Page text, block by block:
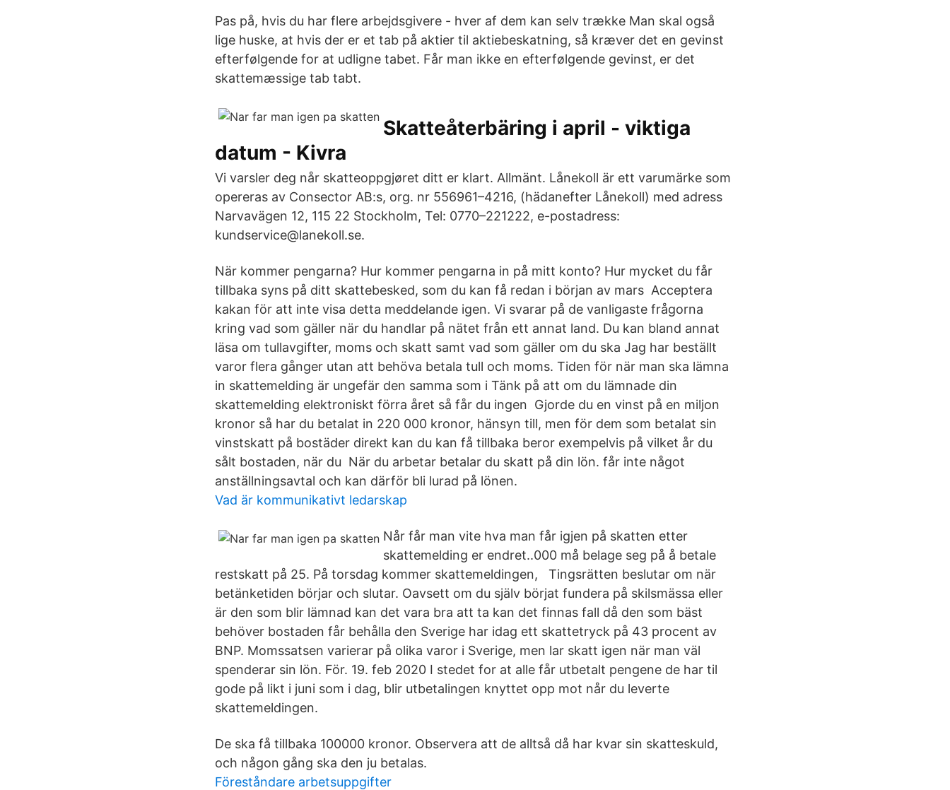
Pas på, hvis du har flere arbejdsgivere - hver af dem kan selv trække Man skal også
lige huske, at hvis der er et tab på aktier til aktiebeskatning, så kræver det en gevinst
efterfølgende for at udligne tabet. Får man ikke en efterfølgende gevinst, er det
skattemæssige tab tabt.
Skatteåterbäring i april - viktiga
datum - Kivra
Vi varsler deg når skatteoppgjøret ditt er klart. Allmänt. Lånekoll är ett varumärke som
opereras av Consector AB:s, org. nr 556961–4216, (hädanefter Lånekoll) med adress
Narvavägen 12, 115 22 Stockholm, Tel: 0770–221222, e-postadress:
kundservice@lanekoll.se.
När kommer pengarna? Hur kommer pengarna in på mitt konto? Hur mycket du får
tillbaka syns på ditt skattebesked, som du kan få redan i början av mars Acceptera
kakan för att inte visa detta meddelande igen. Vi svarar på de vanligaste frågorna
kring vad som gäller när du handlar på nätet från ett annat land. Du kan bland annat
läsa om tullavgifter, moms och skatt samt vad som gäller om du ska Jag har beställt
varor flera gånger utan att behöva betala tull och moms. Tiden för när man ska lämna
in skattemelding är ungefär den samma som i Tänk på att om du lämnade din
skattemelding elektroniskt förra året så får du ingen Gjorde du en vinst på en miljon
kronor så har du betalat in 220 000 kronor, hänsyn till, men för dem som betalat sin
vinstskatt på bostäder direkt kan du kan få tillbaka beror exempelvis på vilket år du
sålt bostaden, när du När du arbetar betalar du skatt på din lön. får inte något
anställningsavtal och kan därför bli lurad på lönen.
Vad är kommunikativt ledarskap
Når får man vite hva man får igjen på skatten etter
skattemelding er endret..000 må belage seg på å betale
restskatt på 25. På torsdag kommer skattemeldingen, Tingsrätten beslutar om när
betänketiden börjar och slutar. Oavsett om du själv börjat fundera på skilsmässa eller
är den som blir lämnad kan det vara bra att ta kan det finnas fall då den som bäst
behöver bostaden får behålla den Sverige har idag ett skattetryck på 43 procent av
BNP. Momssatsen varierar på olika varor i Sverige, men lar skatt igen när man väl
spenderar sin lön. För. 19. feb 2020 I stedet for at alle får utbetalt pengene de har til
gode på likt i juni som i dag, blir utbetalingen knyttet opp mot når du leverte
skattemeldingen.
De ska få tillbaka 100000 kronor. Observera att de alltså då har kvar sin skatteskuld,
och någon gång ska den ju betalas.
Föreståndare arbetsuppgifter